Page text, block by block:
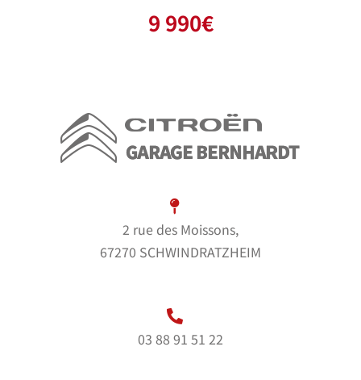
9 990€
2 rue des Moissons,
67270 SCHWINDRATZHEIM
03 88 91 51 22